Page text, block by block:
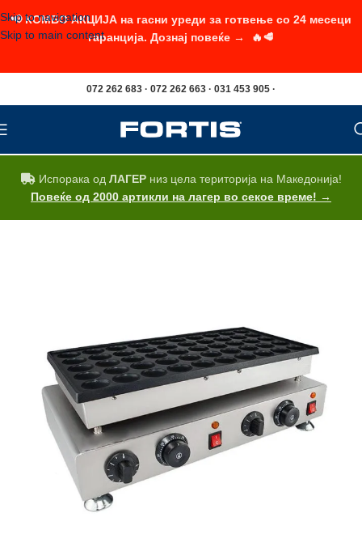
Skip to navigation
Skip to main content
072 262 683 · 072 262 663 · 031 453 905 ·
Испорака од ЛАГЕРниз цела територија на Македонија!
Повеќе од 2000 артикли на лагер во секое време! →
📢 КОМБО АКЦИЈА на гасни уреди за готвење со 24 месеци
гаранција. Дознај повеќе → 🔥🥩